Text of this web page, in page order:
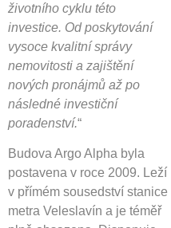
životního cyklu této
investice. Od poskytování
vysoce kvalitní správy
nemovitosti a zajištění
nových pronájmů až po
následné investiční
poradenství.“
Budova Argo Alpha byla
postavena v roce 2009. Leží
v přímém sousedství stanice
metra Veleslavín a je téměř